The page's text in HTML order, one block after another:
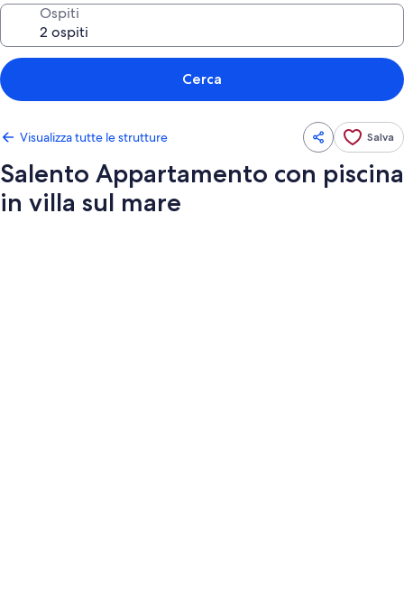
Ospiti
Cerca
Visualizza tutte le strutture Salva
Salento Appartamento con piscina
in villa sul mare